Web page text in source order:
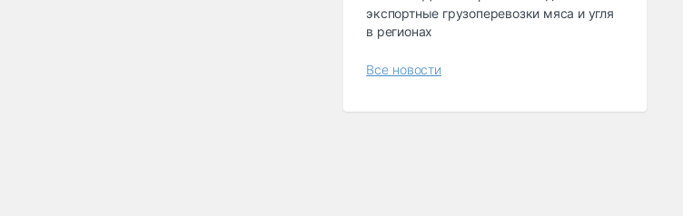
экспортные грузоперевозки мяса и угля
в регионах
Все новости